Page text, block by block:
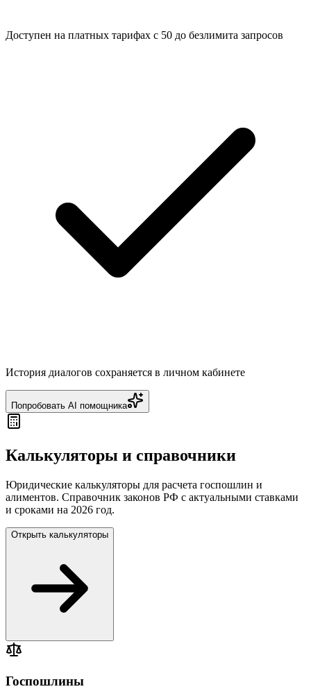
Доступен на платных тарифах с 50 до безлимита запросов
История диалогов сохраняется в личном кабинете
Попробовать AI помощника
Калькуляторы и справочники
Юридические калькуляторы для расчета госпошлин и
алиментов. Справочник законов РФ с актуальными ставками
и сроками на 2026 год.
Открыть калькуляторы
Госпошлины